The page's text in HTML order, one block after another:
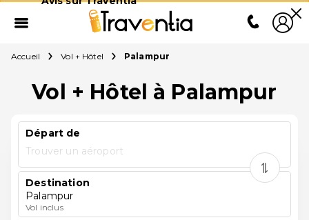
Accueil Vol + Hôtel Palampur
Vol + Hôtel à Palampur
Départ de
Trouver un aéroport
Destination
Palampur
Vol inclus